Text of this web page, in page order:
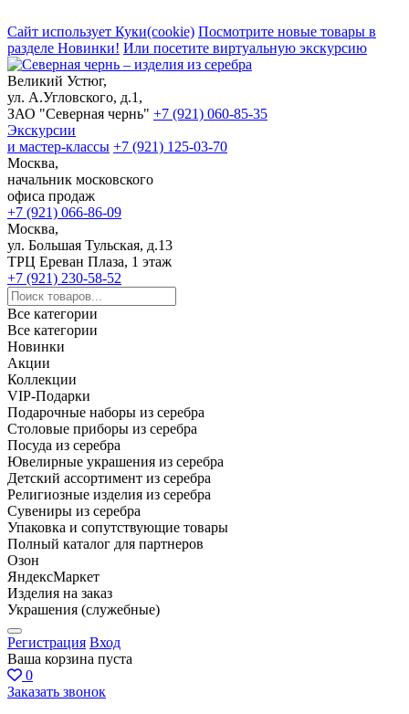
Сайт использует Куки(cookie) Посмотрите новые товары в
разделе Новинки! Или посетите виртуальную экскурсию
Великий Устюг,
ул. А.Угловского, д.1,
ЗАО "Северная чернь" +7 (921) 060-85-35
Экскурсии
и мастер-классы +7 (921) 125-03-70
Москва,
начальник московского
офиса продаж
+7 (921) 066-86-09
Москва,
ул. Большая Тульская, д.13
ТРЦ Ереван Плаза, 1 этаж
+7 (921) 230-58-52
Все категории
Все категории
Новинки
Акции
Коллекции
VIP-Подарки
Подарочные наборы из серебра
Столовые приборы из серебра
Посуда из серебра
Ювелирные украшения из серебра
Детский ассортимент из серебра
Религиозные изделия из серебра
Сувениры из серебра
Упаковка и сопутствующие товары
Полный каталог для партнеров
Озон
ЯндексМаркет
Изделия на заказ
Украшения (служебные)
Регистрация Вход
Ваша корзина пуста
0
Заказать звонок